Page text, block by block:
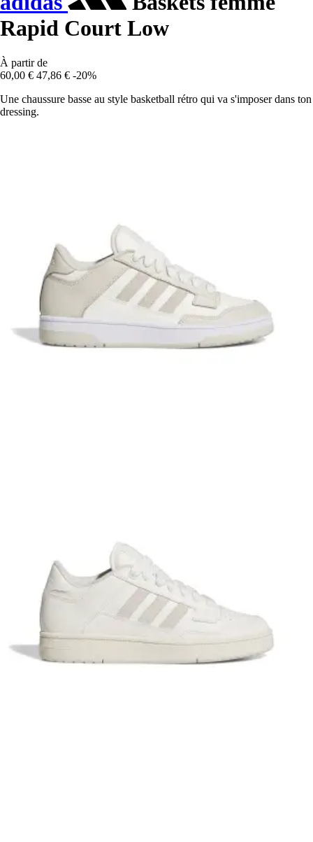
Rapid Court Low
À partir de
60,00 € 47,86 € -20%
Une chaussure basse au style basketball rétro qui va s'imposer dans ton
dressing.